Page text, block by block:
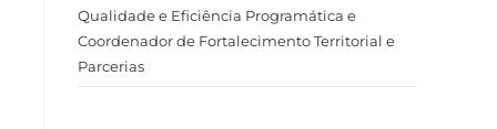
Qualidade e Eficiência Programática e
Coordenador de Fortalecimento Territorial e
Parcerias